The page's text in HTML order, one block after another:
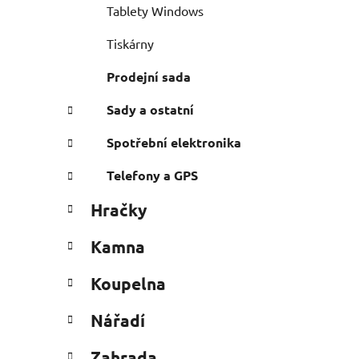
Tablety Windows
Tiskárny
Prodejní sada
Sady a ostatní
Spotřební elektronika
Telefony a GPS
Hračky
Kamna
Koupelna
Nářadí